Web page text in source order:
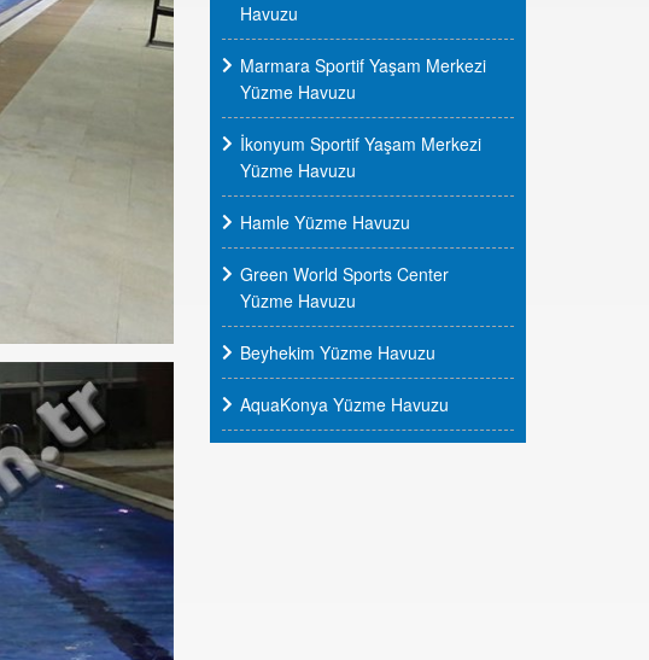
Havuzu
Marmara Sportif Yaşam Merkezi
Yüzme Havuzu
İkonyum Sportif Yaşam Merkezi
Yüzme Havuzu
Hamle Yüzme Havuzu
Green World Sports Center
Yüzme Havuzu
Beyhekim Yüzme Havuzu
AquaKonya Yüzme Havuzu